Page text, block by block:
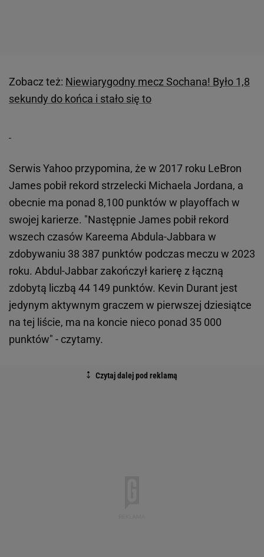
Zobacz też: Niewiarygodny mecz Sochana! Było 1,8
sekundy do końca i stało się to
Serwis Yahoo przypomina, że w 2017 roku LeBron
James pobił rekord strzelecki Michaela Jordana, a
obecnie ma ponad 8,100 punktów w playoffach w
swojej karierze. "Następnie James pobił rekord
wszech czasów Kareema Abdula-Jabbara w
zdobywaniu 38 387 punktów podczas meczu w 2023
roku. Abdul-Jabbar zakończył karierę z łączną
zdobytą liczbą 44 149 punktów. Kevin Durant jest
jedynym aktywnym graczem w pierwszej dziesiątce
na tej liście, ma na koncie nieco ponad 35 000
punktów" - czytamy.